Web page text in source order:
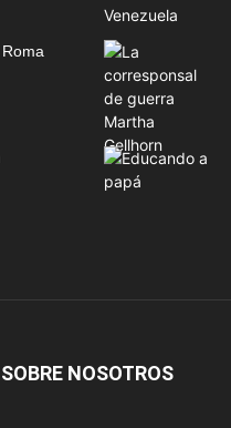
SOBRE NOSOTROS